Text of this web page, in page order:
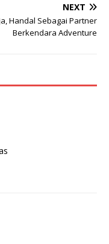
NEXT
Handal Sebagai Partner
Berkendara Adventure